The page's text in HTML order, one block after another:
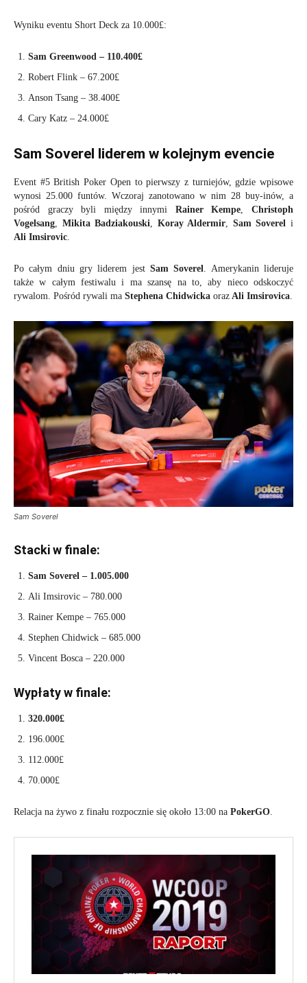
Wyniku eventu Short Deck za 10.000£:
Sam Greenwood – 110.400£
Robert Flink – 67.200£
Anson Tsang – 38.400£
Cary Katz – 24.000£
Sam Soverel liderem w kolejnym evencie
Event #5 British Poker Open to pierwszy z turniejów, gdzie wpisowe
wynosi 25.000 funtów. Wczoraj zanotowano w nim 28 buy-inów, a
pośród graczy byli między innymi Rainer Kempe,Christoph
Vogelsang, Mikita Badziakouski, Koray Aldermir, Sam Soverel i
Ali Imsirovic.
Po całym dniu gry liderem jest Sam Soverel. Amerykanin lideruje
także w całym festiwalu i ma szansę na to, aby nieco odskoczyć
rywalom. Pośród rywali ma Stephena Chidwicka oraz Ali Imsirovica.
Sam Soverel
Stacki w finale:
Sam Soverel – 1.005.000
Ali Imsirovic – 780.000
Rainer Kempe – 765.000
Stephen Chidwick – 685.000
Vincent Bosca – 220.000
Wypłaty w finale:
320.000£
196.000£
112.000£
70.000£
Relacja na żywo z finału rozpocznie się około 13:00 na PokerGO.